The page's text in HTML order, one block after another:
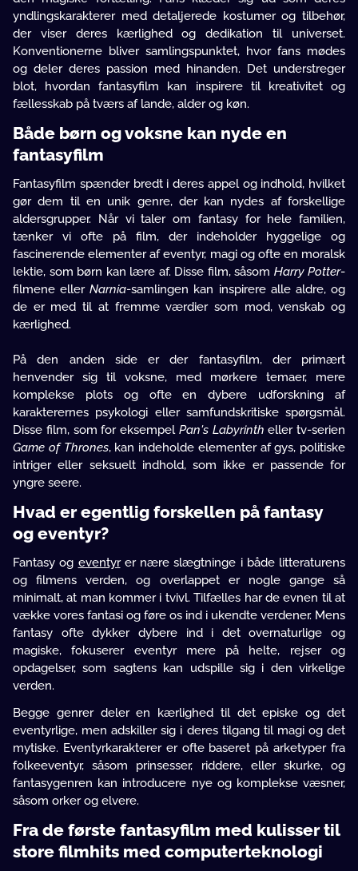
yndlingskarakterer med detaljerede kostumer og tilbehør,
der viser deres kærlighed og dedikation til universet.
Konventionerne bliver samlingspunktet, hvor fans mødes
og deler deres passion med hinanden. Det understreger
blot, hvordan fantasyfilm kan inspirere til kreativitet og
fællesskab på tværs af lande, alder og køn.
Både børn og voksne kan nyde en
fantasyfilm
Fantasyfilm spænder bredt i deres appel og indhold, hvilket
gør dem til en unik genre, der kan nydes af forskellige
aldersgrupper. Når vi taler om fantasy for hele familien,
tænker vi ofte på film, der indeholder hyggelige og
fascinerende elementer af eventyr, magi og ofte en moralsk
lektie, som børn kan lære af. Disse film, såsom Harry Potter-
filmene ellerNarnia-samlingen kan inspirere alle aldre, og
de er med til at fremme værdier som mod, venskab og
kærlighed.
På den anden side er der fantasyfilm, der primært
henvender sig til voksne, med mørkere temaer, mere
komplekse plots og ofte en dybere udforskning af
karakterernes psykologi eller samfundskritiske spørgsmål.
Disse film, som for eksempel Pan's Labyrinth eller tv-serien
Game of Thrones, kan indeholde elementer af gys, politiske
intriger eller seksuelt indhold, som ikke er passende for
yngre seere.
Hvad er egentlig forskellen på fantasy
og eventyr?
Fantasy og eventyrer nære slægtninge i både litteraturens
og filmens verden, og overlappet er nogle gange så
minimalt, at man kommer i tvivl. Tilfælles har de evnen til at
vække vores fantasi og føre os ind i ukendte verdener. Mens
fantasy ofte dykker dybere ind i det overnaturlige og
magiske, fokuserer eventyr mere på helte, rejser og
opdagelser, som sagtens kan udspille sig i den virkelige
verden.
Begge genrer deler en kærlighed til det episke og det
eventyrlige, men adskiller sig i deres tilgang til magi og det
mytiske. Eventyrkarakterer er ofte baseret på arketyper fra
folkeeventyr, såsom prinsesser, riddere, eller skurke, og
fantasygenren kan introducere nye og komplekse væsner,
såsom orker og elvere.
Fra de første fantasyfilm med kulisser til
store filmhits med computerteknologi